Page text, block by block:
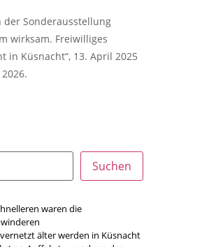
der Sonderausstellung
wirksam. Freiwilliges
in Küsnacht“, 13. April 2025
Suchen
waren die
älter werden in Küsnacht